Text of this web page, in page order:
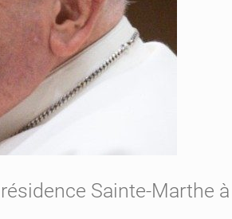
Sainte-Marthe